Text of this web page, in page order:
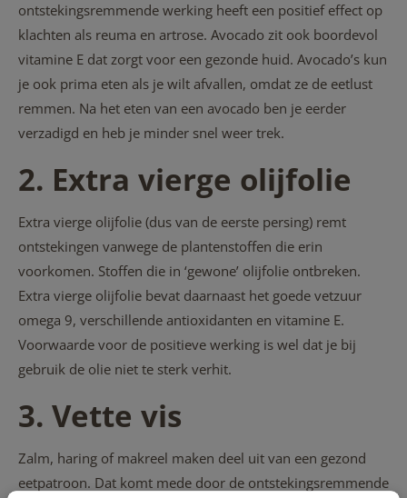
ontstekingsremmende werking heeft een positief effect op
klachten als reuma en artrose. Avocado zit ook boordevol
vitamine E dat zorgt voor een gezonde huid. Avocado’s kun
je ook prima eten als je wilt afvallen, omdat ze de eetlust
remmen. Na het eten van een avocado ben je eerder
verzadigd en heb je minder snel weer trek.
2. Extra vierge olijfolie
Extra vierge olijfolie (dus van de eerste persing) remt
ontstekingen vanwege de plantenstoffen die erin
voorkomen. Stoffen die in ‘gewone’ olijfolie ontbreken.
Extra vierge olijfolie bevat daarnaast het goede vetzuur
omega 9, verschillende antioxidanten en vitamine E.
Voorwaarde voor de positieve werking is wel dat je bij
gebruik de olie niet te sterk verhit.
3. Vette vis
Zalm, haring of makreel maken deel uit van een gezond
eetpatroon. Dat komt mede door de ontstekingsremmende